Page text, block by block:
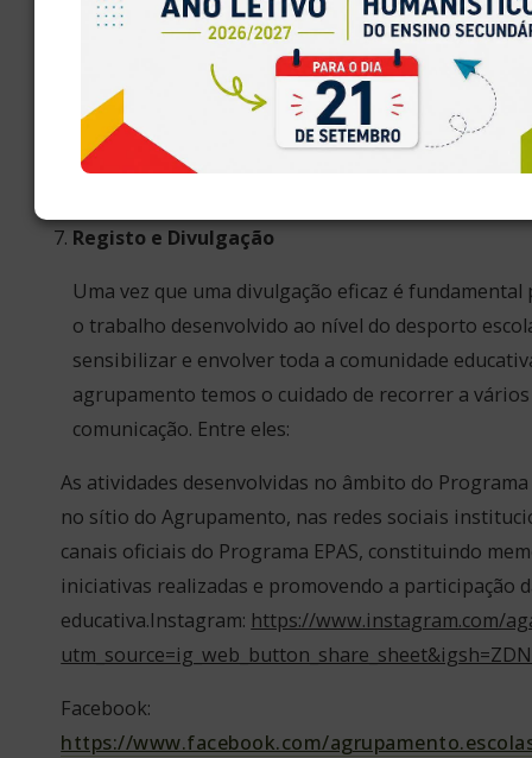
Participação nas iniciativas promovidas pelo
Europeu e pelo programa EPAS.
Divulgação de informação europeia através do
Agrupamento, redes sociais e outros meios de
Articulação com o Clube Europeu, Biblioteca
Registo e Divulgação
Uma vez que uma divulgação eficaz é
o trabalho desenvolvido ao nível do desporto
sensibilizar e envolver toda a comunidade
agrupamento temos o cuidado de recorrer a
comunicação. Entre eles:
As atividades desenvolvidas no âmbito do
no sítio do Agrupamento, nas redes sociais
canais oficiais do Programa EPAS, constituindo
iniciativas realizadas e promovendo a participação
educativa.Instagram: https://www.instagram.com/
Facebook:
https://www.facebook.com/